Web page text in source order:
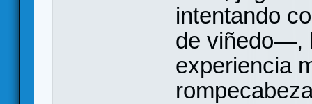
intentando
de viñedo—,
experiencia